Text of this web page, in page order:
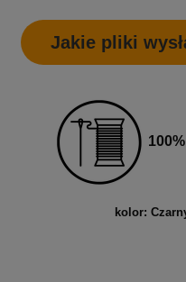
Jakie pliki
kolor: